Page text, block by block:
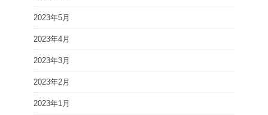
2023年5月
2023年4月
2023年3月
2023年2月
2023年1月